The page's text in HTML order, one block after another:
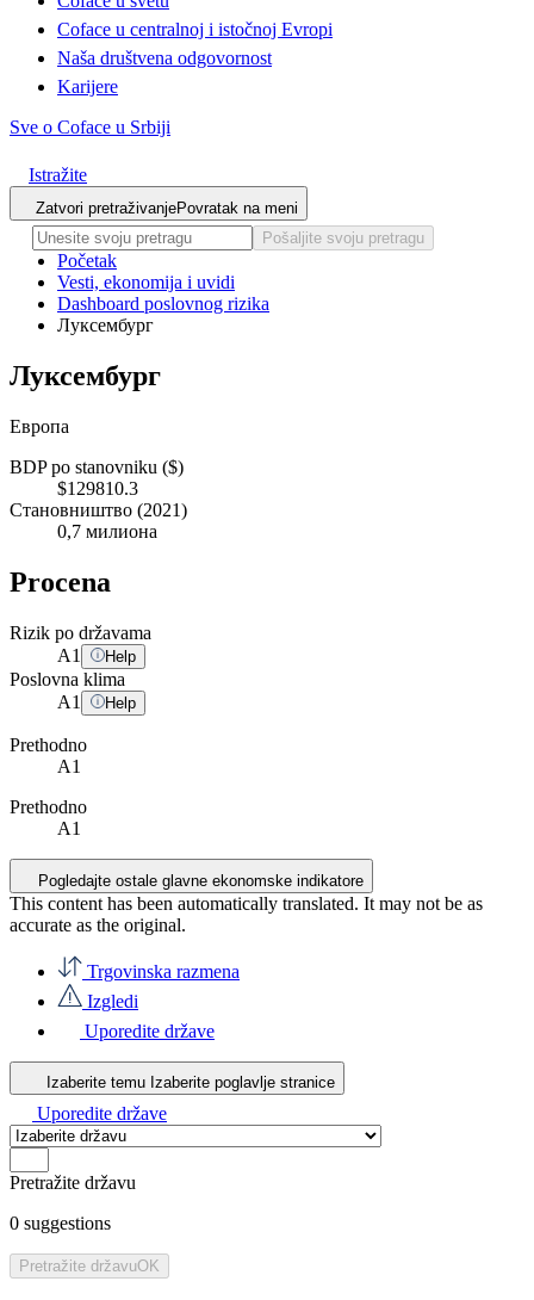
Coface u centralnoj i istočnoj Evropi
Naša društvena odgovornost
Karijere
Sve o Coface u Srbiji
Istražite
Zatvori pretraživanjePovratak na meni
Pošaljite svoju pretragu
Početak
Vesti, ekonomija i uvidi
Dashboard poslovnog rizika
Луксембург
Луксембург
Европа
BDP po stanovniku ($)
$129810.3
Становништво (2021)
0,7 милиона
Procena
Rizik po državama
A1 Help
Poslovna klima
A1 Help
Prethodno
A1
Prethodno
A1
Pogledajte ostale glavne ekonomske indikatore
This content has been automatically translated. It may not be as
accurate as the original.
Trgovinska razmena
Izgledi
Uporedite države
Izaberite temu Izaberite poglavlje stranice
Uporedite države
Pretražite državu
0 suggestions
Pretražite državuOK